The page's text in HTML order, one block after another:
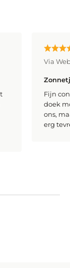
Via
Fijn
doek
ons,
erg